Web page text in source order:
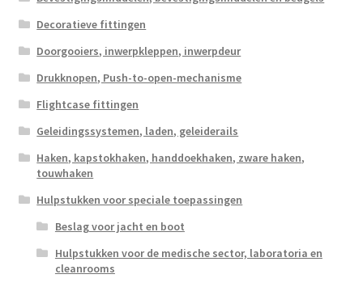
Decoratieve fittingen
Doorgooiers, inwerpkleppen, inwerpdeur
Drukknopen, Push-to-open-mechanisme
Flightcase fittingen
Geleidingssystemen, laden, geleiderails
Haken, kapstokhaken, handdoekhaken, zware haken,
touwhaken
Hulpstukken voor speciale toepassingen
Beslag voor jacht en boot
Hulpstukken voor de medische sector, laboratoria en
cleanrooms